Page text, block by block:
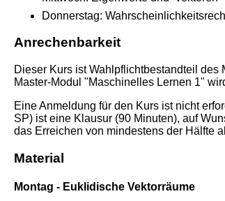
Donnerstag:
Anrechenbarkeit
Dieser Kurs ist Wahlpflichtbestandteil
Master-Modul "Maschinelles Lernen 1"
Eine Anmeldung für den Kurs ist nicht
SP) ist eine Klausur (90 Minuten), auf
das Erreichen von mindestens der Hälfte
Material
Montag - Euklidische Vektorräume